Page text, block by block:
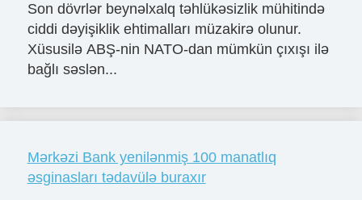
Son dövrlər beynəlxalq təhlükəsizlik mühitində
ciddi dəyişiklik ehtimalları müzakirə olunur.
Xüsusilə ABŞ-nin NATO-dan mümkün çıxışı ilə
bağlı səslən...
Mərkəzi Bank yenilənmiş 100 manatlıq
əsginasları tədavülə buraxır